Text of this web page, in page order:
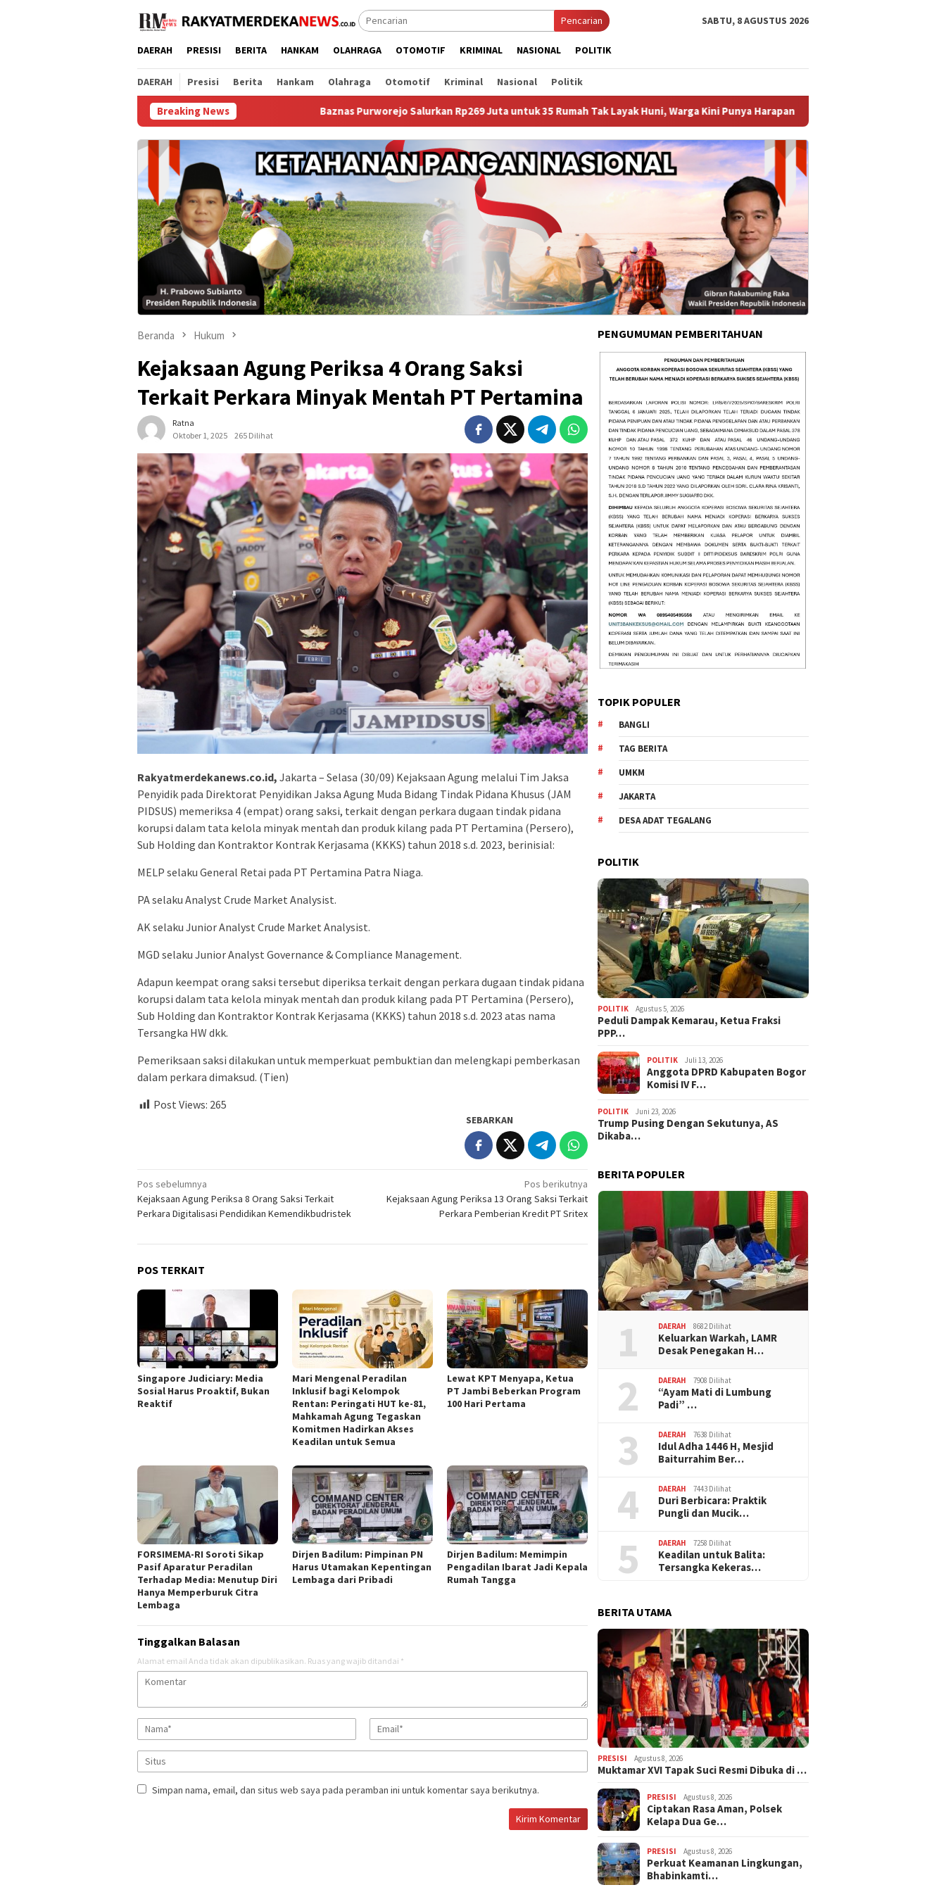
Pencarian SABTU, 8 AGUSTUS 2026
DAERAH PRESISI BERITA HANKAM OLAHRAGA OTOMOTIF KRIMINAL NASIONAL POLITIK
DAERAH Presisi Berita Hankam Olahraga Otomotif Kriminal Nasional Politik
Breaking NewsBaznas Purworejo Salurkan Rp269 Juta untuk 35 Rumah Tak Layak Huni, Warga Kini Punya Harapan Baru ‎ DPRD Sambas Gelar Rapat
Beranda Hukum
Kejaksaan Agung Periksa 4 Orang Saksi
Terkait Perkara Minyak Mentah PT Pertamina
Ratna
Oktober 1, 2025
265 Dilihat
Rakyatmerdekanews.co.id, Jakarta – Selasa (30/09) Kejaksaan Agung melalui Tim Jaksa
Penyidik pada Direktorat Penyidikan Jaksa Agung Muda Bidang Tindak Pidana Khusus (JAM
PIDSUS) memeriksa 4 (empat) orang saksi, terkait dengan perkara dugaan tindak pidana
korupsi dalam tata kelola minyak mentah dan produk kilang pada PT Pertamina (Persero),
Sub Holding dan Kontraktor Kontrak Kerjasama (KKKS) tahun 2018 s.d. 2023, berinisial:
MELP selaku General Retai pada PT Pertamina Patra Niaga.
PA selaku Analyst Crude Market Analysist.
AK selaku Junior Analyst Crude Market Analysist.
MGD selaku Junior Analyst Governance & Compliance Management.
Adapun keempat orang saksi tersebut diperiksa terkait dengan perkara dugaan tindak pidana
korupsi dalam tata kelola minyak mentah dan produk kilang pada PT Pertamina (Persero),
Sub Holding dan Kontraktor Kontrak Kerjasama (KKKS) tahun 2018 s.d. 2023 atas nama
Tersangka HW dkk.
Pemeriksaan saksi dilakukan untuk memperkuat pembuktian dan melengkapi pemberkasan
dalam perkara dimaksud. (Tien)
Post Views: 265
SEBARKAN
Navigasi
pos
Pos sebelumnya
Kejaksaan Agung Periksa 8 Orang Saksi Terkait
Perkara Digitalisasi Pendidikan Kemendikbudristek
Pos berikutnya
Kejaksaan Agung Periksa 13 Orang Saksi Terkait
Perkara Pemberian Kredit PT Sritex
POS TERKAIT
Singapore Judiciary: Media
Sosial Harus Proaktif, Bukan
Reaktif ‎
Mari Mengenal Peradilan
Inklusif bagi Kelompok
Rentan: Peringati HUT ke-81,
Mahkamah Agung Tegaskan
Komitmen Hadirkan Akses
Keadilan untuk Semua ‎
‎Lewat KPT Menyapa, Ketua
PT Jambi Beberkan Program
100 Hari Pertama ‎
FORSIMEMA-RI Soroti Sikap
Pasif Aparatur Peradilan
Terhadap Media: Menutup Diri
Hanya Memperburuk Citra
Lembaga ‎ ‎
‎Dirjen Badilum: Pimpinan PN
Harus Utamakan Kepentingan
Lembaga dari Pribadi
Dirjen Badilum: Memimpin
Pengadilan Ibarat Jadi Kepala
Rumah Tangga ‎
Tinggalkan Balasan
Alamat email Anda tidak akan dipublikasikan. Ruas yang wajib ditandai *
Simpan nama, email, dan situs web saya pada peramban ini untuk komentar saya berikutnya.
PENGUMUMAN PEMBERITAHUAN
TOPIK POPULER
BANGLI
TAG BERITA
UMKM
JAKARTA
DESA ADAT TEGALANG
POLITIK
POLITIK Agustus 5, 2026
‎Peduli Dampak Kemarau, Ketua Fraksi
PPP…
POLITIK Juli 13, 2026
Anggota DPRD Kabupaten Bogor
Komisi IV F…
POLITIK Juni 23, 2026
Trump Pusing Dengan Sekutunya, AS
Dikaba…
BERITA POPULER
1 DAERAH 8682 Dilihat
Keluarkan Warkah, LAMR
Desak Penegakan H…
2 DAERAH 7908 Dilihat
“Ayam Mati di Lumbung
Padi” …
3 DAERAH 7638 Dilihat
Idul Adha 1446 H, Mesjid
Baiturrahim Ber…
4 DAERAH 7443 Dilihat
Duri Berbicara: Praktik
Pungli dan Mucik…
5 DAERAH 7258 Dilihat
Keadilan untuk Balita:
Tersangka Kekeras…
BERITA UTAMA
PRESISI Agustus 8, 2026
Muktamar XVI Tapak Suci Resmi Dibuka di …
PRESISI Agustus 8, 2026
Ciptakan Rasa Aman, Polsek
Kelapa Dua Ge…
PRESISI Agustus 8, 2026
Perkuat Keamanan Lingkungan,
Bhabinkamti…